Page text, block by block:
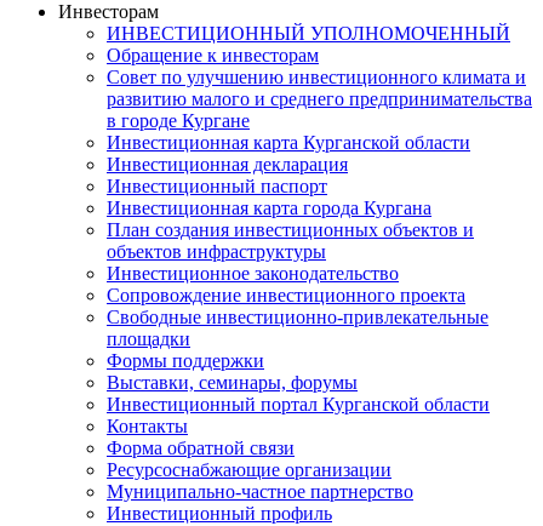
Инвесторам
ИНВЕСТИЦИОННЫЙ УПОЛНОМОЧЕННЫЙ
Обращение к инвесторам
Совет по улучшению инвестиционного климата и
развитию малого и среднего предпринимательства
в городе Кургане
Инвестиционная карта Курганской области
Инвестиционная декларация
Инвестиционный паспорт
Инвестиционная карта города Кургана
План создания инвестиционных объектов и
объектов инфраструктуры
Инвестиционное законодательство
Сопровождение инвестиционного проекта
Свободные инвестиционно-привлекательные
площадки
Формы поддержки
Выставки, семинары, форумы
Инвестиционный портал Курганской области
Контакты
Форма обратной связи
Ресурсоснабжающие организации
Муниципально-частное партнерство
Инвестиционный профиль